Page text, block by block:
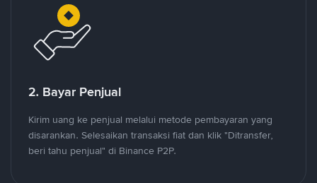
2. Bayar Penjual
Kirim uang ke penjual melalui metode pembayaran yang
disarankan. Selesaikan transaksi fiat dan klik "Ditransfer,
beri tahu penjual" di Binance P2P.